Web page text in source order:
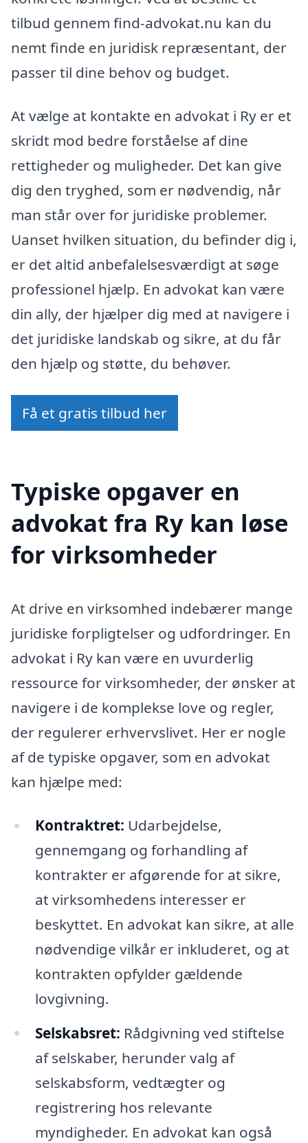
tilbud gennem find-advokat.nu kan du
nemt finde en juridisk repræsentant, der
passer til dine behov og budget.
At vælge at kontakte en advokat i Ry er et
skridt mod bedre forståelse af dine
rettigheder og muligheder. Det kan give
dig den tryghed, som er nødvendig, når
man står over for juridiske problemer.
Uanset hvilken situation, du befinder dig i,
er det altid anbefalelsesværdigt at søge
professionel hjælp. En advokat kan være
din ally, der hjælper dig med at navigere i
det juridiske landskab og sikre, at du får
den hjælp og støtte, du behøver.
Få et gratis tilbud her
Typiske opgaver en
advokat fra Ry kan løse
for virksomheder
At drive en virksomhed indebærer mange
juridiske forpligtelser og udfordringer. En
advokat i Ry kan være en uvurderlig
ressource for virksomheder, der ønsker at
navigere i de komplekse love og regler,
der regulerer erhvervslivet. Her er nogle
af de typiske opgaver, som en advokat
kan hjælpe med:
Kontraktret: Udarbejdelse,
gennemgang og forhandling af
kontrakter er afgørende for at sikre,
at virksomhedens interesser er
beskyttet. En advokat kan sikre, at alle
nødvendige vilkår er inkluderet, og at
kontrakten opfylder gældende
lovgivning.
Selskabsret: Rådgivning ved stiftelse
af selskaber, herunder valg af
selskabsform, vedtægter og
registrering hos relevante
myndigheder. En advokat kan også